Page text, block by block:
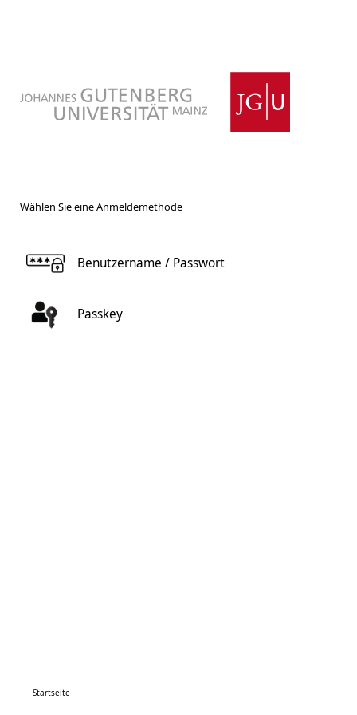
Wählen Sie eine Anmeldemethode
Benutzername / Passwort
Passkey
Startseite